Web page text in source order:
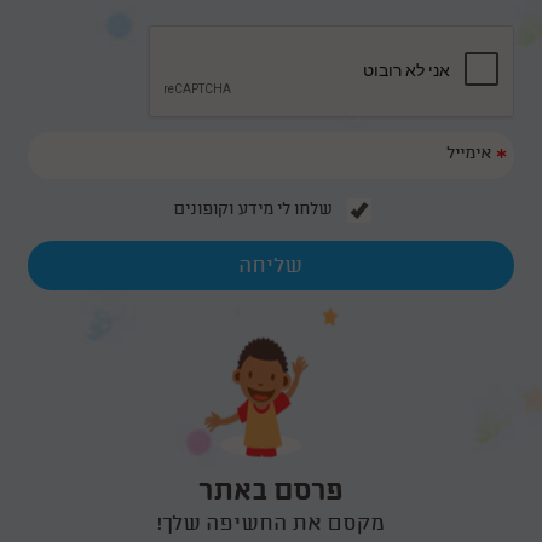
מרגשת ומעניינת של הקלטת שיר במיוחד לכבוד האירוע. את השיר יכולים
להקליט בני המשפחה או החברים של הנערה או שיכול להיות זה זמר מקצועי.
על סוגי יום הולדת ספורט, כבר שמעתם?
בהפעלה מסוג זה.
המשלבת העשרה, הפעלה, ועניין אצל הילדים. הנה כמה רעיונות וקצת מידע על
סוגי ימי הולדת מדעיים..
*
שלחו לי מידע וקופונים
פרסם באתר
מקסם את החשיפה שלך!